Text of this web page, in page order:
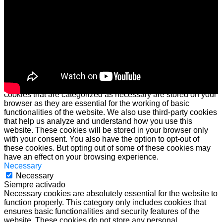
This website uses cookies to improve your experience while
you navigate through the website. Out of these cookies, the
cookies that are categorized as necessary are stored on your
browser as they are essential for the working of basic
functionalities of the website. We also use third-party cookies
that help us analyze and understand how you use this
website. These cookies will be stored in your browser only
with your consent. You also have the option to opt-out of
these cookies. But opting out of some of these cookies may
have an effect on your browsing experience.
Necessary
Necessary
Siempre activado
Necessary cookies are absolutely essential for the website to
function properly. This category only includes cookies that
ensures basic functionalities and security features of the
website. These cookies do not store any personal